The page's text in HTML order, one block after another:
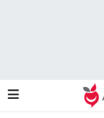
Namaz Vakitleri